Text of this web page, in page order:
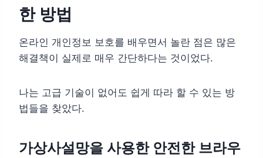
한 방법
온라인 개인정보 보호를 배우면서 놀란 점은 많은
해결책이 실제로 매우 간단하다는 것이었다.
나는 고급 기술이 없어도 쉽게 따라 할 수 있는 방
법들을 찾았다.
가상사설망을 사용한 안전한 브라우